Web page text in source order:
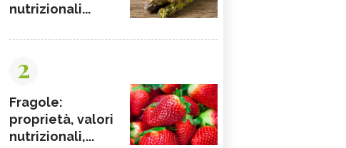
nutrizionali...
2
Fragole:
proprietà, valori
nutrizionali,...